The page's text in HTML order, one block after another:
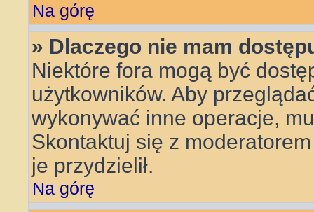
Na górę
» Dlaczego nie mam
Niektóre fora mogą być
użytkowników. Aby
wykonywać inne operacje,
Skontaktuj się z
je przydzielił.
Na górę